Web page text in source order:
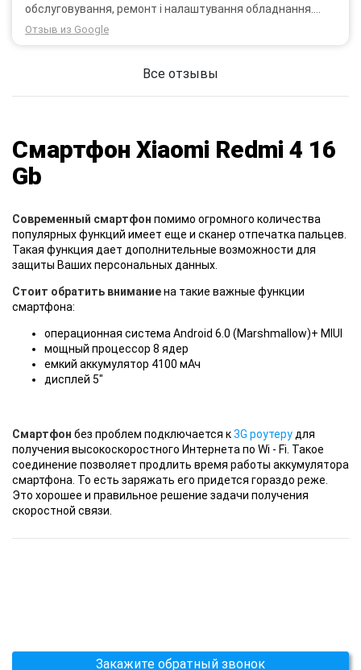
обслуговування, ремонт і налаштування обладнання.
Через 3 роки після покупки я не шкодую про прийняте
тоді рішення придбати обладнання в компанії 3G star
Отзыв из Google
Все отзывы
Смартфон Xiaomi Redmi 4 16
Gb
Современный смартфон помимо огромного количества
популярных функций имеет еще и сканер отпечатка пальцев.
Такая функция дает дополнительные возможности для
защиты Ваших персональных данных.
Стоит обратить вниманиена такие важные функции
смартфона:
операционная система Android 6.0 (Marshmallow)+ MIUI
мощный процессор 8 ядер
емкий аккумулятор 4100 мАч
дисплей 5"
Смартфон без проблем подключается к3G роутеру для
получения высокоскоростного Интернета по Wi - Fi. Такое
соединение позволяет продлить время работы аккумулятора
смартфона. То есть заряжать его придется гораздо реже.
Это хорошее и правильное решение задачи получения
скоростной связи.
Закажите обратный звонок